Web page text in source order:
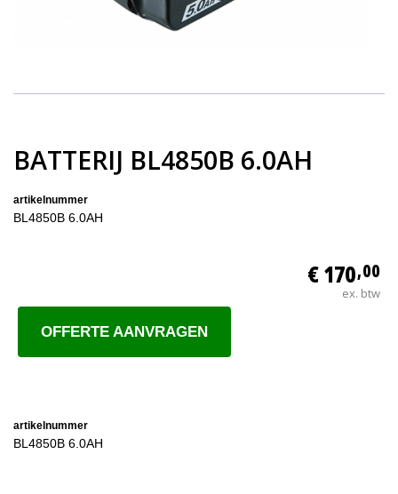
BATTERIJ BL4850B 6.0AH
artikelnummer
BL4850B 6.0AH
€ 170,00
ex. btw
OFFERTE AANVRAGEN
artikelnummer
BL4850B 6.0AH